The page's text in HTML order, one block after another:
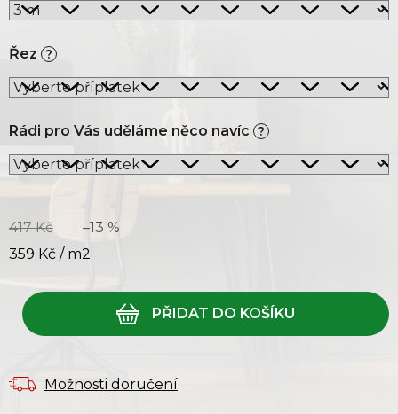
Řez ?
Rádi pro Vás uděláme něco navíc ?
417 Kč
–13 %
359 Kč / m2
Možnosti doručení